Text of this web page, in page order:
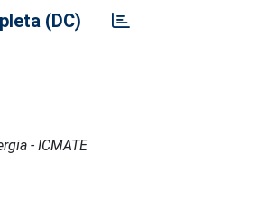
(DC)
- ICMATE